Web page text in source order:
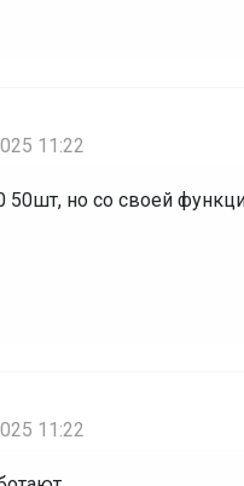
11:22
50шт, но со своей
11:22